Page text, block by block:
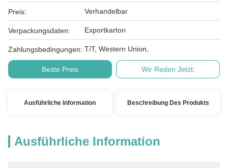
Preis: Verhandelbar
Verpackungsdaten: Exportkarton
Zahlungsbedingungen: T/T, Western Union,
Beste Preis Wir Reden Jetzt.
Ausführliche Information Beschreibung Des Produkts
Ausführliche Information